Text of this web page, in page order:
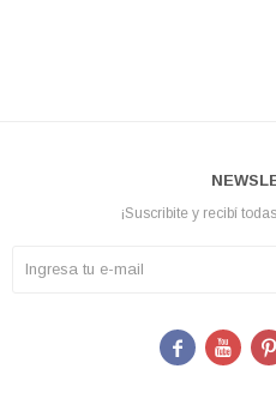
¡Suscribite y recibí
  